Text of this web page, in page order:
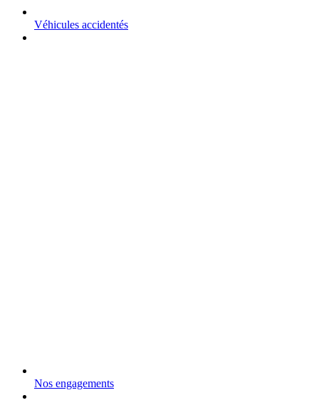
Véhicules accidentés
Nos engagements